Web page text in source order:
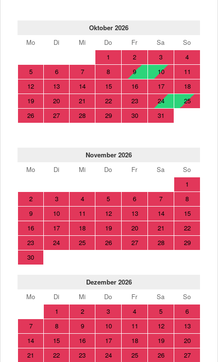
Oktober 2026
Mo
Di Mi Do Fr Sa
So
1
2 3
4
5
6 7 8 9 10
11
12
13 14 15 16 17
18
19
20 21 22 23 24
25
26
27 28 29 30 31
November 2026
Mo
Di Mi Do Fr Sa
So
1
2
3 4 5 6 7
8
9
10 11 12 13 14
15
16
17 18 19 20 21
22
23
24 25 26 27 28
29
30
Dezember 2026
Mo
Di Mi Do Fr Sa
So
1
2 3 4 5
6
7
8 9 10 11 12
13
14
15 16 17 18 19
20
21
22 23 24 25 26 27